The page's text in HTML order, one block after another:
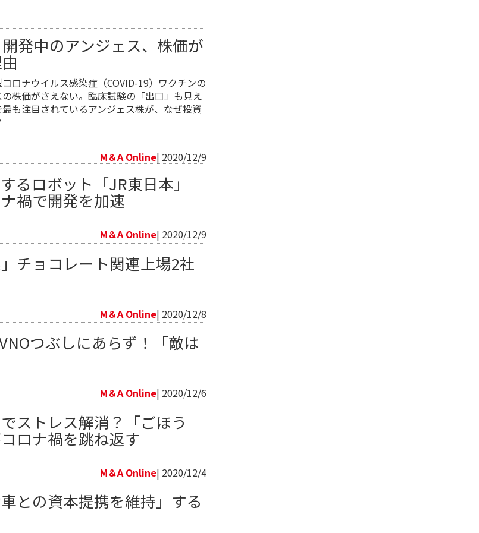
開発中のアンジェス、株価が
コロナウイルス感染症（COVID-19）ワクチンの
株価がさえない。臨床試験の「出口」も見え
も注目されているアンジェス株が、なぜ投資
M＆A Online| 2020/12/9
るロボット「JR東日本」
禍で開発を加速
M＆A Online| 2020/12/9
チョコレート関連上場2社
M＆A Online| 2020/12/8
つぶしにあらず！「敵は
M＆A Online| 2020/12/6
ストレス解消？「ごほう
ロナ禍を跳ね返す
M＆A Online| 2020/12/4
との資本提携を維持」する